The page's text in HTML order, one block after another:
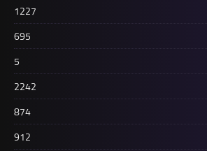
1227
695
5
2242
874
912